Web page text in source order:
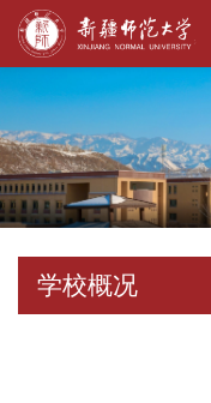
学校概况